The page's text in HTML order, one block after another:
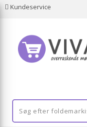
Kundeservice